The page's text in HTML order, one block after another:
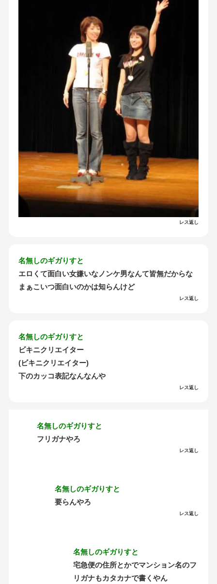
レス返し
名無しのギガりすと
エロくて面白い女嫌いなノンケ男なんて皆無だからな
まぁこいつ面白いのかは知らんけど
レス返し
名無しのギガりすと
ビキニクリエイター
(ビキニクリエイター)
下のカッコ表記なんなんや
レス返し
名無しのギガりすと
フリガナやろ
レス返し
名無しのギガりすと
要らんやろ
レス返し
名無しのギガりすと
宅急便の住所とかでマンション名のフ
リガナもカタカナで書くやん